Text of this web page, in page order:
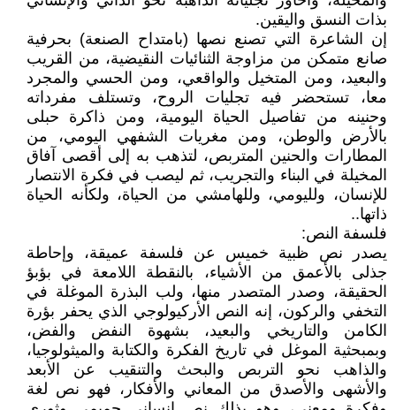
بذات النسق واليقين.
إن الشاعرة التي تصنع نصها (بامتداح الصنعة) بحرفية
صانع متمكن من مزاوجة الثنائيات النقيضية، من القريب
والبعيد، ومن المتخيل والواقعي، ومن الحسي والمجرد
معا، تستحضر فيه تجليات الروح، وتستلف مفرداته
وحنينه من تفاصيل الحياة اليومية، ومن ذاكرة حبلى
بالأرض والوطن، ومن مغريات الشفهي اليومي، من
المطارات والحنين المتربص، لتذهب به إلى أقصى آفاق
المخيلة في البناء والتجريب، ثم ليصب في فكرة الانتصار
للإنسان، ولليومي، وللهامشي من الحياة، ولكأنه الحياة
ذاتها..
فلسفة النص:
يصدر نص ظبية خميس عن فلسفة عميقة، وإحاطة
جذلى بالأعمق من الأشياء، بالنقطة اللامعة في بؤبؤ
الحقيقة، وصدر المتصدر منها، ولب البذرة الموغلة في
التخفي والركون، إنه النص الأركيولوجي الذي يحفر بؤرة
الكامن والتاريخي والبعيد، بشهوة النفض والفض،
وبمبحثية الموغل في تاريخ الفكرة والكتابة والميثولوجيا،
والذاهب نحو التربص والبحث والتنقيب عن الأبعد
والأشهى والأصدق من المعاني والأفكار، فهو نص لغة